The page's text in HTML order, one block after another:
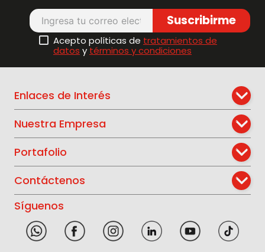
Suscribirme
Acepto políticas de tratamientos de
datos y términos y condiciones
Enlaces de Interés
Nuestra Empresa
Portafolio
Contáctenos
Síguenos